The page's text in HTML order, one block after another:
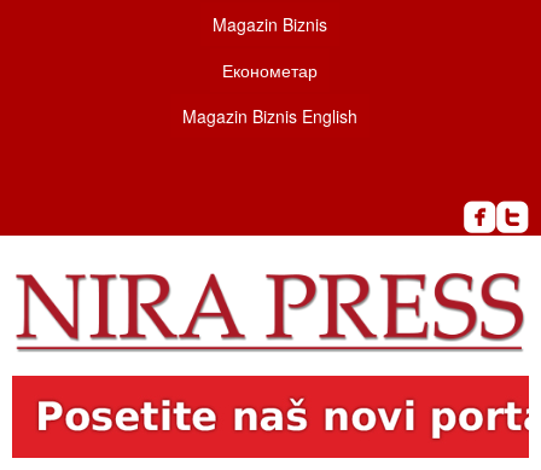
Magazin Biznis
Економетар
Magazin Biznis English